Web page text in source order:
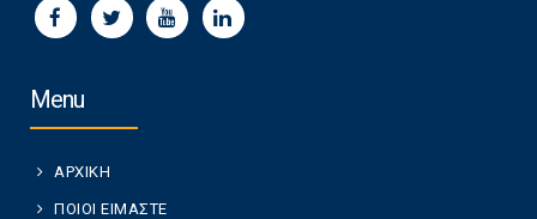
Menu
ΑΡΧΙΚΗ
ΠΟΙΟΙ ΕΙΜΑΣΤΕ